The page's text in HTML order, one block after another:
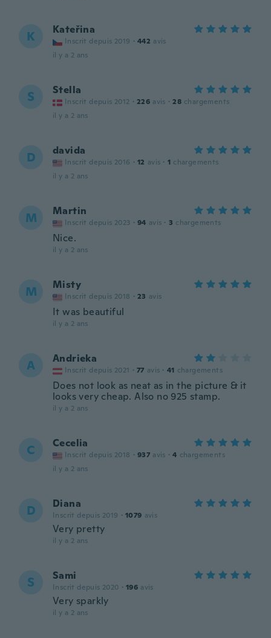
K Kateřina
Inscrit depuis 2019 · 442 avis
il y a 2 ans
S Stella
Inscrit depuis 2012 · 226 avis · 28 chargements
il y a 2 ans
D davida
Inscrit depuis 2016 · 12 avis · 1 chargements
il y a 2 ans
M Martin
Inscrit depuis 2023 · 94 avis · 3 chargements
Nice.
il y a 2 ans
M Misty
Inscrit depuis 2018 · 23 avis
It was beautiful
il y a 2 ans
A Andrieka
Inscrit depuis 2021 · 77 avis · 41 chargements
Does not look as neat as in the picture & it
looks very cheap. Also no 925 stamp.
il y a 2 ans
C Cecelia
Inscrit depuis 2018 · 937 avis · 4 chargements
il y a 2 ans
D Diana
Inscrit depuis 2019 · 1079 avis
Very pretty
il y a 2 ans
S Sami
Inscrit depuis 2020 · 196 avis
Very sparkly
il y a 2 ans